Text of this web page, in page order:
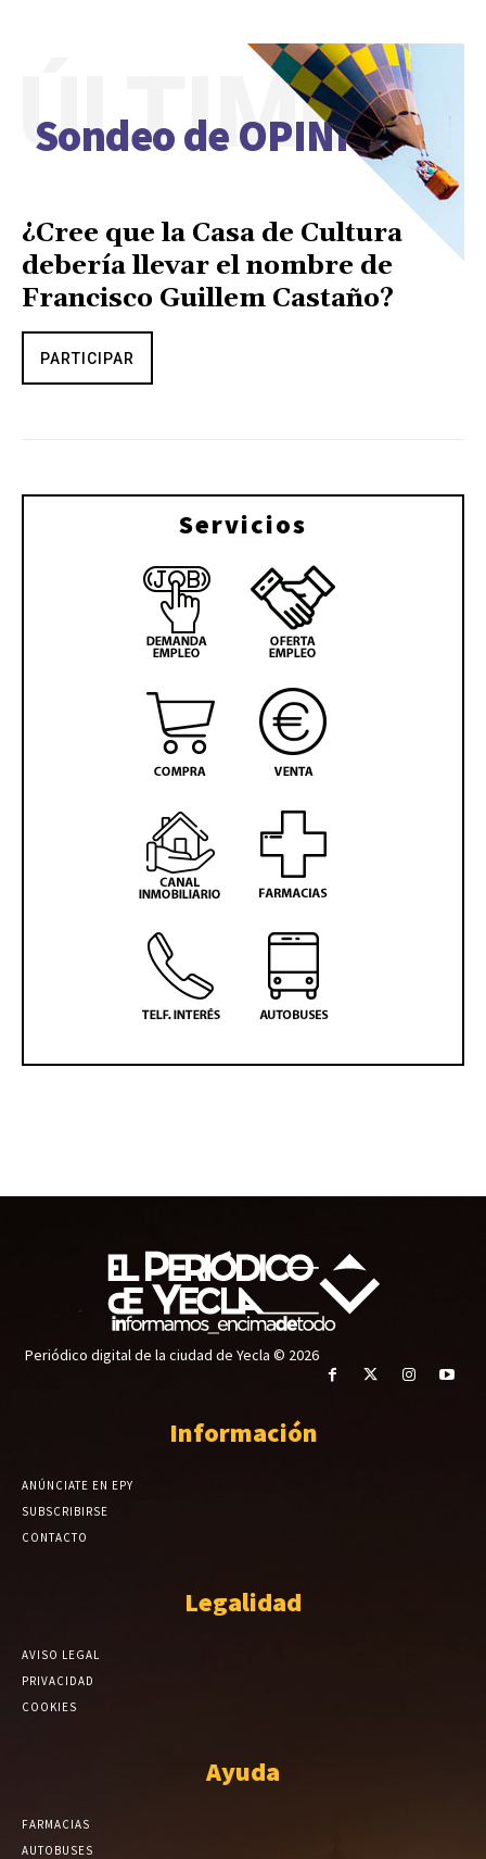
Sondeo de OPINIÓN
ÚLTIMO
¿Cree que la Casa de Cultura
debería llevar el nombre de
Francisco Guillem Castaño?
PARTICIPAR
Servicios
Periódico digital de la ciudad de Yecla © 2026
Información
ANÚNCIATE EN EPY
SUBSCRIBIRSE
CONTACTO
Legalidad
AVISO LEGAL
PRIVACIDAD
COOKIES
Ayuda
FARMACIAS
AUTOBUSES